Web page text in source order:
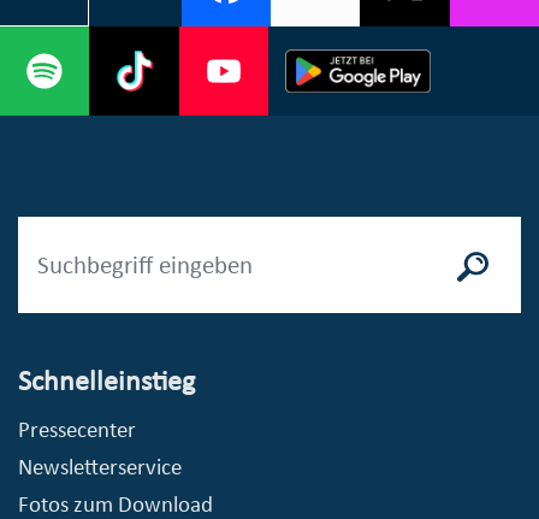
Schnelleinstieg
Pressecenter
Newsletterservice
Fotos zum Download